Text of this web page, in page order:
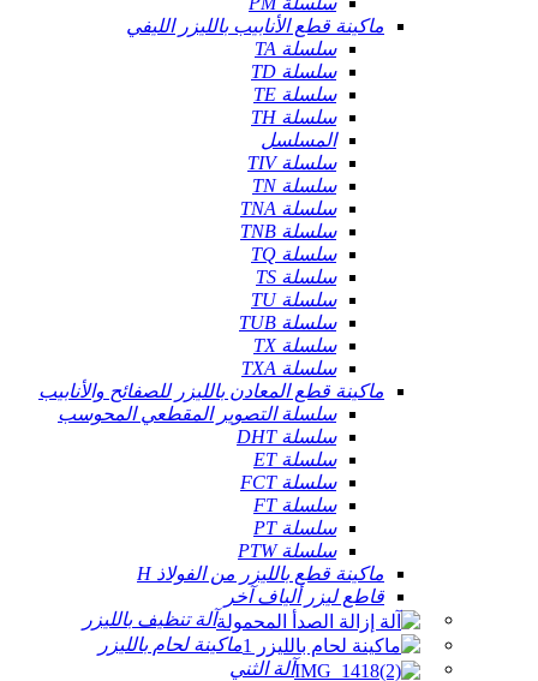
ماكينة قطع الأنابيب بالليزر الليفي
سلسلة TA
سلسلة TD
سلسلة TE
سلسلة TH
المسلسل
سلسلة TIV
سلسلة TN
سلسلة TNA
سلسلة TNB
سلسلة TQ
سلسلة TS
سلسلة TU
سلسلة TUB
سلسلة TX
سلسلة TXA
ماكينة قطع المعادن بالليزر للصفائح والأنابيب
سلسلة التصوير المقطعي المحوسب
سلسلة DHT
سلسلة ET
سلسلة FCT
سلسلة FT
سلسلة PT
سلسلة PTW
ماكينة قطع بالليزر من الفولاذ H
قاطع ليزر ألياف آخر
آلة تنظيف بالليزر
ماكينة لحام بالليزر
آلة الثني